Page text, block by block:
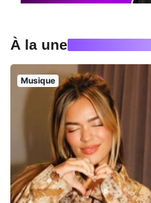
À la une
Musique